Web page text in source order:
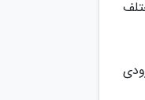
دنیا 3 در 4 متر در ورودی